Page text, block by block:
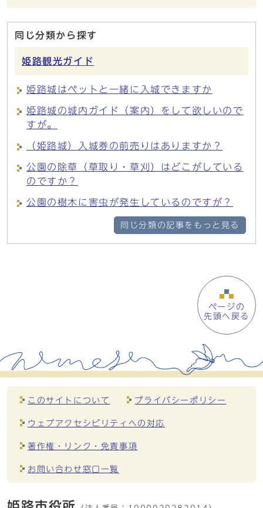
同じ分類から探す
姫路観光ガイド
姫路城はペットと一緒に入城できますか
姫路城の城内ガイド（案内）をして欲しいので
すが。
（姫路城）入城券の前売りはありますか？
公園の除草（草取り・草刈）はどこがしている
のですか？
公園の樹木に害虫が発生しているのですが？
同じ分類の記事をもっと見る
ページの
先頭へ戻る
このサイトについて プライバシーポリシー
ウェブアクセシビリティへの対応
著作権・リンク・免責事項
お問い合わせ窓口一覧